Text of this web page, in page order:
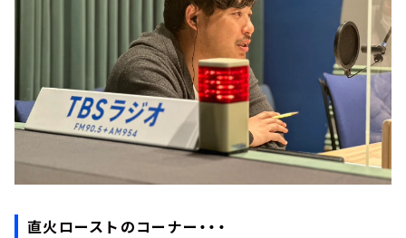
直火ローストのコーナー・・・